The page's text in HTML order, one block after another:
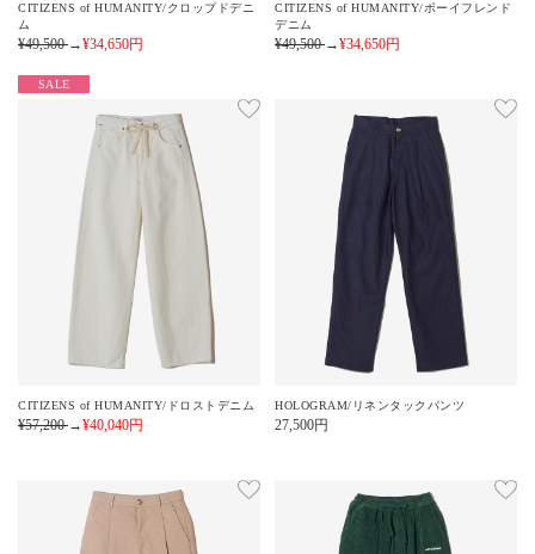
CITIZENS of HUMANITY/クロップドデニ
ム
¥49,500→¥34,650円
CITIZENS of HUMANITY/ボーイフレンド
デニム
¥49,500→¥34,650円
SALE
CITIZENS of HUMANITY/ドロストデニム
¥57,200→¥40,040円
HOLOGRAM/リネンタックパンツ
27,500円